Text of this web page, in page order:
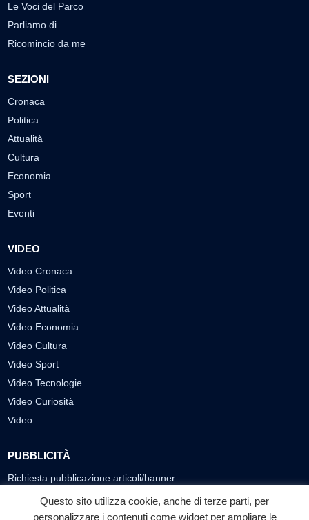
Le Voci del Parco
Parliamo di…
Ricomincio da me
SEZIONI
Cronaca
Politica
Attualità
Cultura
Economia
Sport
Eventi
VIDEO
Video Cronaca
Video Politica
Video Attualità
Video Economia
Video Cultura
Video Sport
Video Tecnologie
Video Curiosità
Video
PUBBLICITÀ
Richiesta pubblicazione articoli/banner
SEGUICI SUI SOCIAL
Questo sito utilizza cookie, anche di terze parti, per
personalizzare i contenuti come widget per ampliare le